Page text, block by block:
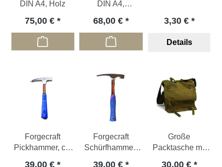
DIN A4, Holz
75,00 €
DIN A4,
68,00 € 3,30 €
Details
Forgecraft
Pickhammer, ca.
39,00 €
Forgecraft
Schürfhammer,
39,00 €
Große
Packtasche mit
30,00 €